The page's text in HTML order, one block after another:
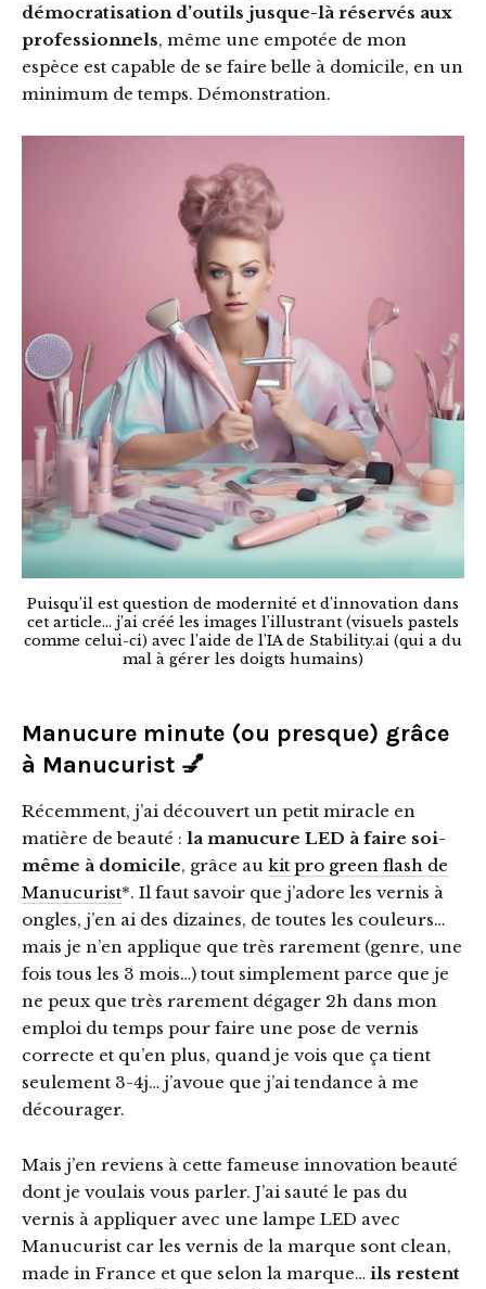
démocratisation d’outils jusque-là réservés aux
professionnels, même une empotée de mon
espèce est capable de se faire belle à domicile, en un
minimum de temps. Démonstration.
Puisqu’il est question de modernité et d’innovation dans
cet article… j’ai créé les images l’illustrant (visuels pastels
comme celui-ci) avec l’aide de l’IA de Stability.ai (qui a du
mal à gérer les doigts humains)
Manucure minute (ou presque) grâce
à Manucurist 💅
Récemment, j’ai découvert un petit miracle en
matière de beauté : la manucure LED à faire soi-
même à domicile, grâce au kit pro green flash de
Manucurist*. Il faut savoir que j’adore les vernis à
ongles, j’en ai des dizaines, de toutes les couleurs…
mais je n’en applique que très rarement (genre, une
fois tous les 3 mois…) tout simplement parce que je
ne peux que très rarement dégager 2h dans mon
emploi du temps pour faire une pose de vernis
correcte et qu’en plus, quand je vois que ça tient
seulement 3-4j… j’avoue que j’ai tendance à me
décourager.
Mais j’en reviens à cette fameuse innovation beauté
dont je voulais vous parler. J’ai sauté le pas du
vernis à appliquer avec une lampe LED avec
Manucurist car les vernis de la marque sont clean,
made in France et que selon la marque… ils restent